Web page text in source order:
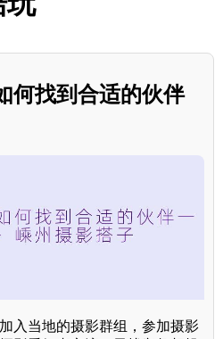
何找到合适的伙伴
入当地的摄影群组，参加摄影